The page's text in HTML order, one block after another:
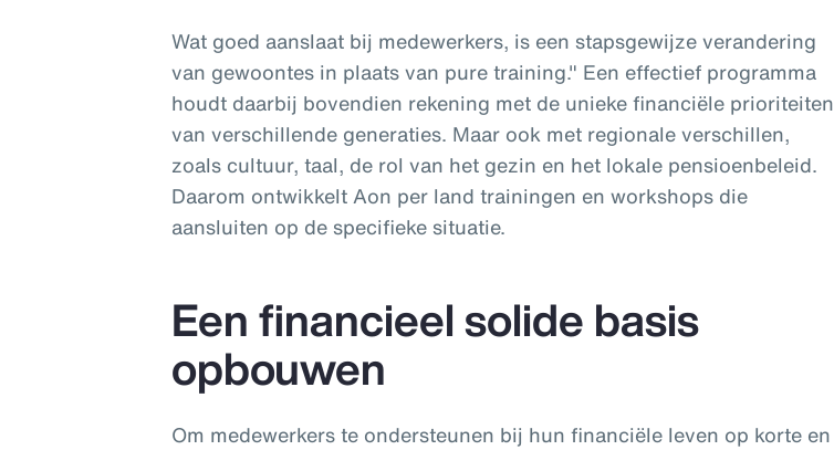
Wat goed aanslaat bij medewerkers, is een stapsgewijze verandering
van gewoontes in plaats van pure training." Een effectief programma
houdt daarbij bovendien rekening met de unieke financiële prioriteiten
van verschillende generaties. Maar ook met regionale verschillen,
zoals cultuur, taal, de rol van het gezin en het lokale pensioenbeleid.
Daarom ontwikkelt Aon per land trainingen en workshops die
aansluiten op de specifieke situatie.
Een financieel solide basis
opbouwen
Om medewerkers te ondersteunen bij hun financiële leven op korte en